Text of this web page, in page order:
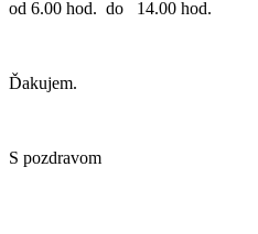
od 6.00 hod. do 14.00 hod.
Ďakujem.
S pozdravom
majster